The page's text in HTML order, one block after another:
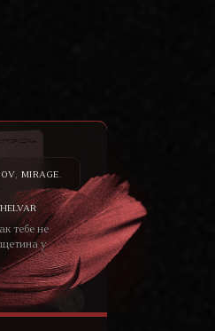
, MIRAGE
тебе не
щетина у
как
—
в